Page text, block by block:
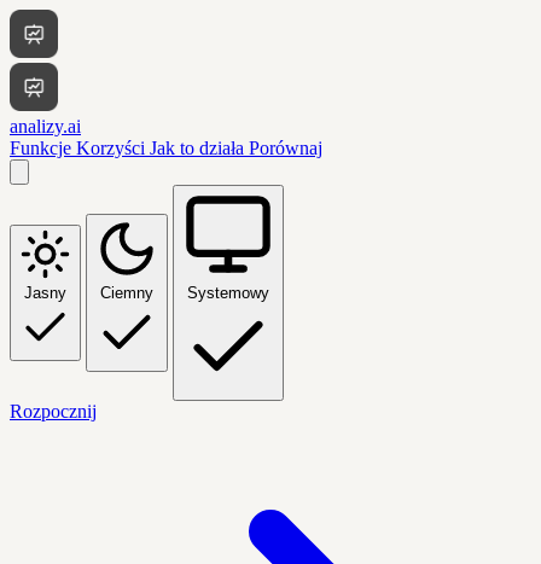
analizy.ai
Funkcje Korzyści Jak to działa Porównaj
Jasny Ciemny Systemowy
Rozpocznij